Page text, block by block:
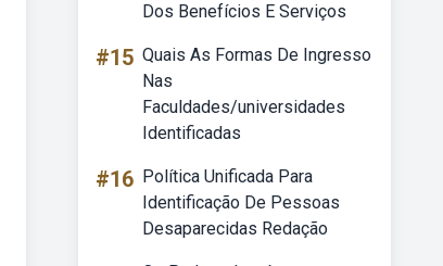
Dos Benefícios E Serviços
#15 Quais As Formas De Ingresso
Nas
Faculdades/universidades
Identificadas
#16 Política Unificada Para
Identificação De Pessoas
Desaparecidas Redação